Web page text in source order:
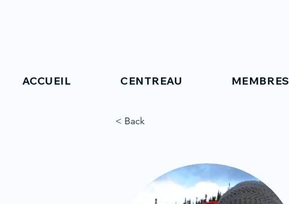
ACCUEIL CENTREAU MEMBRES
< Back